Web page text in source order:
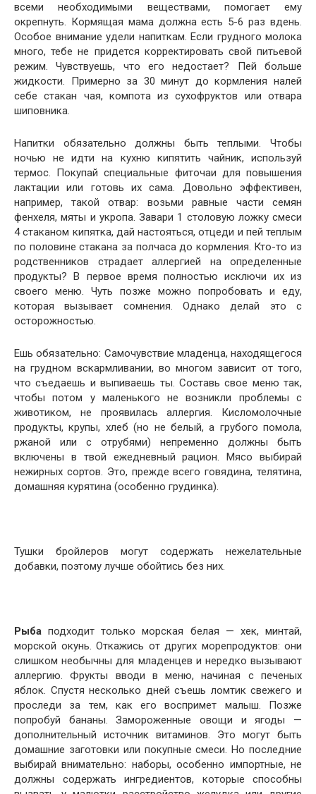
всеми необходимыми веществами, помогает ему
окрепнуть. Кормящая мама должна есть 5-6 раз вдень.
Особое внимание удели напиткам. Если грудного молока
много, тебе не придется корректировать свой питьевой
режим. Чувствуешь, что его недостает? Пей больше
жидкости. Примерно за 30 минут до кормления налей
себе стакан чая, компота из сухофруктов или отвара
шиповника.
Напитки обязательно должны быть теплыми. Чтобы
ночью не идти на кухню кипятить чайник, используй
термос. Покупай специальные фиточаи для повышения
лактации или готовь их сама. Довольно эффективен,
например, такой отвар: возьми равные части семян
фенхеля, мяты и укропа. Завари 1 столовую ложку смеси
4 стаканом кипятка, дай настояться, отцеди и пей теплым
по половине стакана за полчаса до кормления. Кто-то из
родственников страдает аллергией на определенные
продукты? В первое время полностью исключи их из
своего меню. Чуть позже можно попробовать и еду,
которая вызывает сомнения. Однако делай это с
осторожностью.
Ешь обязательно: Самочувствие младенца, находящегося
на грудном вскармливании, во многом зависит от того,
что съедаешь и выпиваешь ты. Составь свое меню так,
чтобы потом у маленького не возникли проблемы с
животиком, не проявилась аллергия. Кисломолочные
продукты, крупы, хлеб (но не белый, а грубого помола,
ржаной или с отрубями) непременно должны быть
включены в твой ежедневный рацион. Мясо выбирай
нежирных сортов. Это, прежде всего говядина, телятина,
домашняя курятина (особенно грудинка).
Тушки бройлеров могут содержать нежелательные
добавки, поэтому лучше обойтись без них.
Рыба подходит только морская белая — хек, минтай,
морской окунь. Откажись от других морепродуктов: они
слишком необычны для младенцев и нередко вызывают
аллергию. Фрукты вводи в меню, начиная с печеных
яблок. Спустя несколько дней съешь ломтик свежего и
проследи за тем, как его воспримет малыш. Позже
попробуй бананы. Замороженные овощи и ягоды —
дополнительный источник витаминов. Это могут быть
домашние заготовки или покупные смеси. Но последние
выбирай внимательно: наборы, особенно импортные, не
должны содержать ингредиентов, которые способны